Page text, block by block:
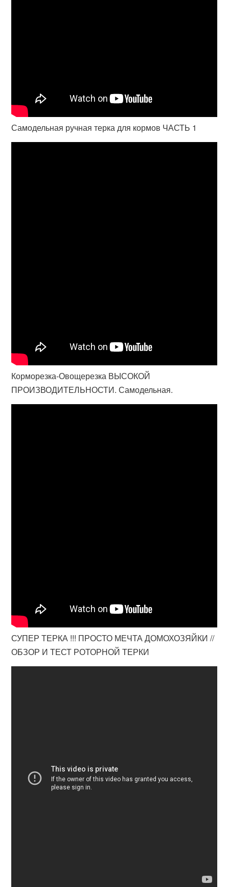
Самодельная ручная терка для кормов ЧАСТЬ 1
Корморезка-Овощерезка ВЫСОКОЙ
ПРОИЗВОДИТЕЛЬНОСТИ. Самодельная.
СУПЕР ТЕРКА !!! ПРОСТО МЕЧТА ДОМОХОЗЯЙКИ //
ОБЗОР И ТЕСТ РОТОРНОЙ ТЕРКИ